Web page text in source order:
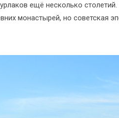
ещё несколько
монастырей, но советская